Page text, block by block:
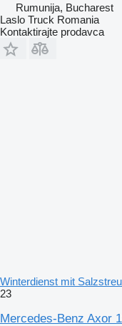
Rumunija, Bucharest
Laslo Truck Romania
Kontaktirajte prodavca
Winterdienst mit
23
Mercedes-Benz Axor